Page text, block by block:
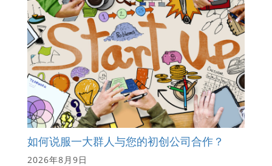
如何说服一大群人与您的初创公司合作？
2026年8月9日